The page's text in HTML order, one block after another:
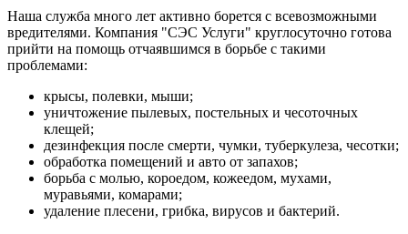
Наша служба много лет активно борется с всевозможными
вредителями. Компания "СЭС Услуги" круглосуточно готова
прийти на помощь отчаявшимся в борьбе с такими
проблемами:
крысы, полевки, мыши;
уничтожение пылевых, постельных и чесоточных
клещей;
дезинфекция после смерти, чумки, туберкулеза, чесотки;
обработка помещений и авто от запахов;
борьба с молью, короедом, кожеедом, мухами,
муравьями, комарами;
удаление плесени, грибка, вирусов и бактерий.